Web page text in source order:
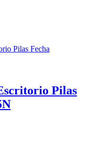
Pilas